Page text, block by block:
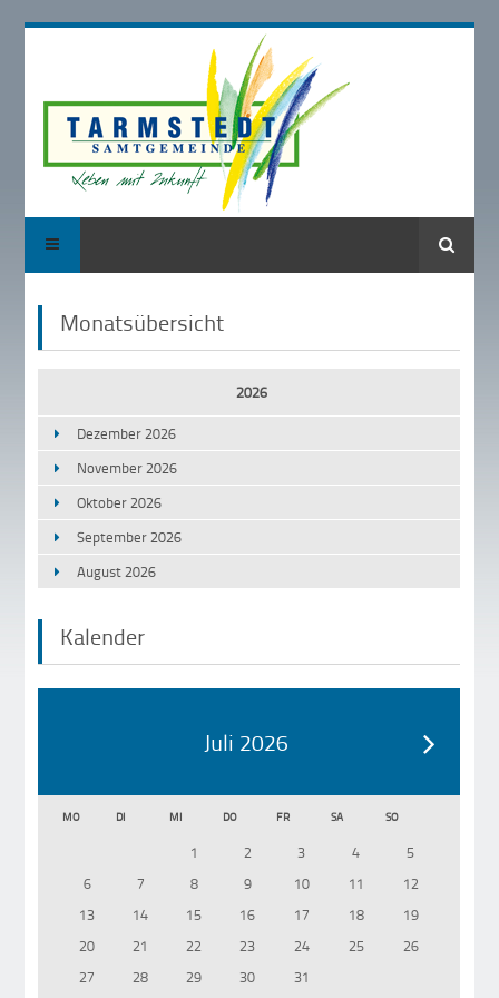
Suche
Monatsübersicht
2026
Dezember 2026
November 2026
Oktober 2026
September 2026
August 2026
Kalender
Juli 2026
MO DI MI DO FR SA SO
1 2 3 4
5
6
7 8 9 10 11
12
13
14 15 16 17 18
19
20
21 22 23 24 25
26
27
28 29 30 31